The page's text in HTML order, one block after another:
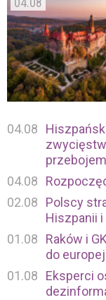
04.08
przebojem
04.08
02.08
Polscy
Hiszpanii i
01.08
Raków i
do
01.08
Eksperci